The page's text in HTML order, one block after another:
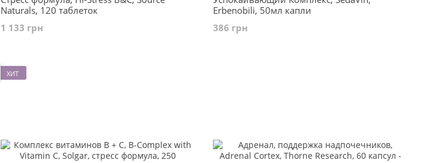
Naturals, 120 таблеток
1 133 грн
Erbenobili, 50мл капли
386 грн
ХИТ